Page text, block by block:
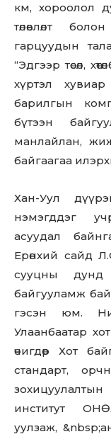
км, хороолол
төлөвлөлт
гарцуудын
“Эдгээр төсөл,
хүртэл хувиар
барилгын
бүтээн
манлайлан,
байгаагаа
Хан-Уул
нэмэгддэг
асуудал
Ерөнхий сайд
сууцны дунд
байгууламж
гэсэн юм.
Улаанбаатар
өчигдөр Хот
стандарт,
зохицуулалтын
институт
уулзаж,